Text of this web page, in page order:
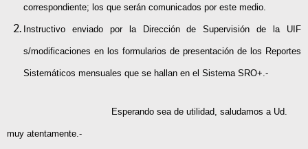
correspondiente; los que serán comunicados por este medio.
Instructivo enviado por la Dirección de Supervisión de la UIF
s/modificaciones en los formularios de presentación de los Reportes
Sistemáticos mensuales que se hallan en el Sistema SRO+.-
Esperando sea de utilidad, saludamos a Ud.
muy atentamente.-